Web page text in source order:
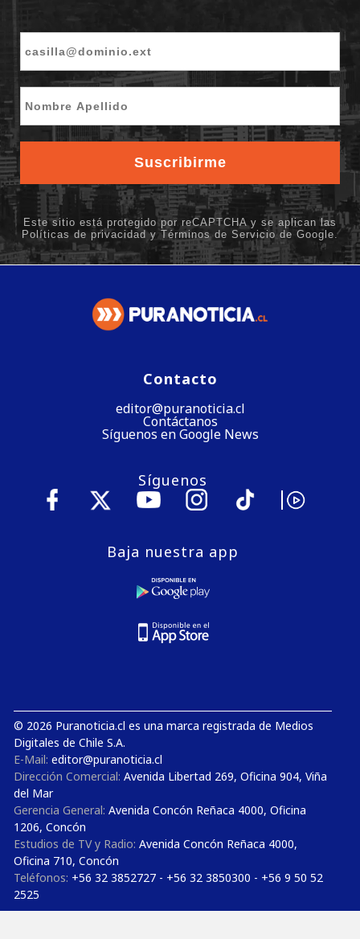
Contacto
editor@puranoticia.cl
Contáctanos
Síguenos en Google News
Síguenos
Baja nuestra app
© 2026 Puranoticia.cl es una marca registrada de Medios
Digitales de Chile S.A.
E-Mail: editor@puranoticia.cl
Dirección Comercial: Avenida Libertad 269, Oficina 904, Viña
del Mar
Gerencia General: Avenida Concón Reñaca 4000, Oficina
1206, Concón
Estudios de TV y Radio: Avenida Concón Reñaca 4000,
Oficina 710, Concón
Teléfonos: +56 32 3852727 - +56 32 3850300 - +56 9 50 52
2525